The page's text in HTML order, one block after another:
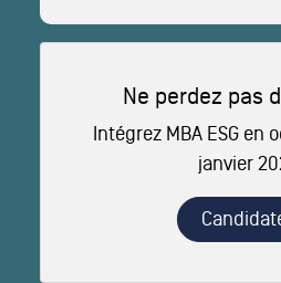
Ne perdez pas
Intégrez MBA ESG en
janvier